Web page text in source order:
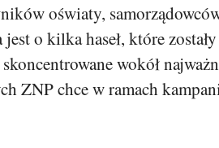
oświaty,
o kilka haseł, które
wokół
ZNP chce w ramach